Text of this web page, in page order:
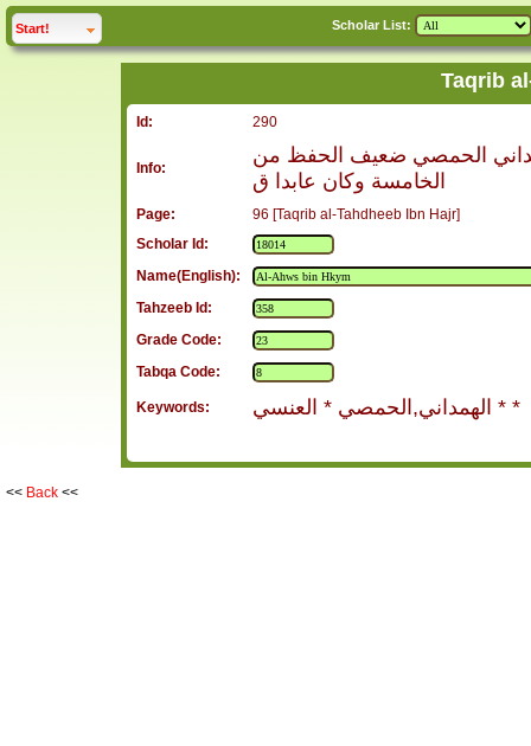
Start! click to Scholar List:
Taqrib
Id: 290
Info:
الحمصي ضعيف الحفظ من
الخامسة وكان عابدا ق
Page:
96 [Taqrib al-Tahdheeb Ibn Hajr]
Scholar Id:
Name(English):
Tahzeeb Id:
Grade Code:
Tabqa Code:
Keywords: الهمداني,الحمصي * العنسي * *
<< Back <<